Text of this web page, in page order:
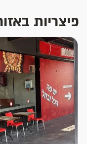
פיצריות